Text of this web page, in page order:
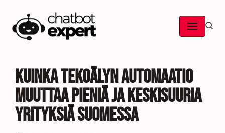
Skip
Kuinka tekoälyn automaatio
muuttaa pieniä ja keskisuuria
yrityksiä Suomessa